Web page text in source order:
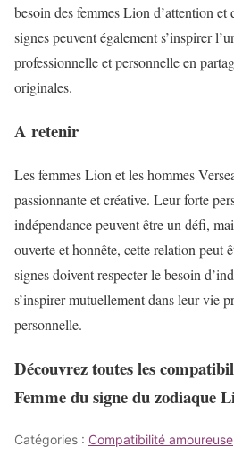
besoin des femmes Lion d’attention
signes peuvent également s’inspirer
professionnelle et personnelle en
originales.
A retenir
Les femmes Lion et les hommes
passionnante et créative. Leur forte
indépendance peuvent être un défi,
ouverte et honnête, cette relation peut
signes doivent respecter le besoin
s’inspirer mutuellement dans leur vie
personnelle.
Découvrez toutes les
Femme du signe du zodiaque
Catégories : Compatibilité amoureuse